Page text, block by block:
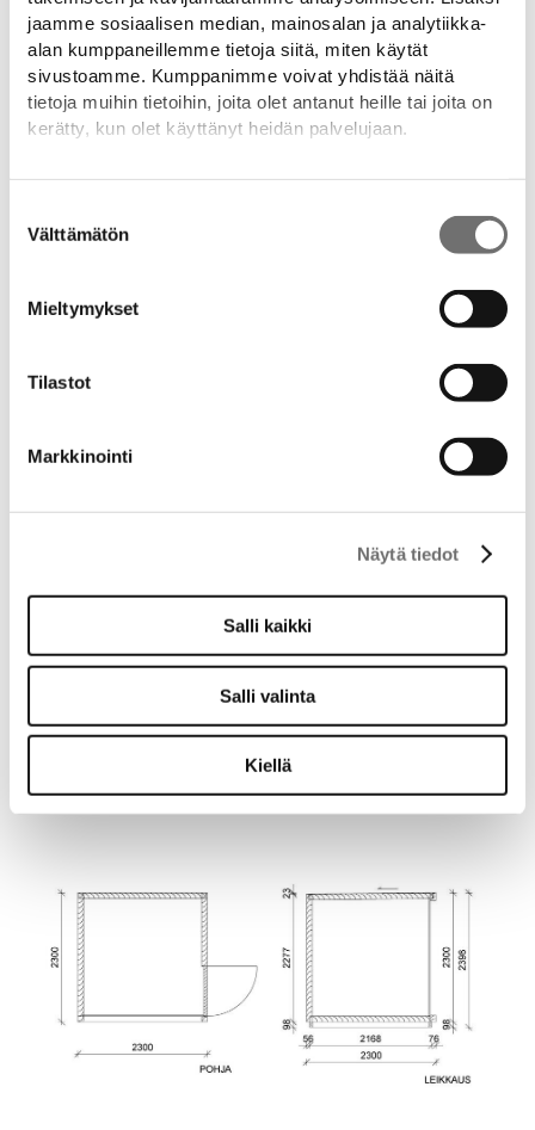
jaamme sosiaalisen median, mainosalan ja analytiikka-
alan kumppaneillemme tietoja siitä, miten käytät
sivustoamme. Kumppanimme voivat yhdistää näitä
tietoja muihin tietoihin, joita olet antanut heille tai joita on
kerätty, kun olet käyttänyt heidän palvelujaan.
Lisätietoja:drop.fi/info/tietosuojaseloste/
valinta
Välttämätön
Mieltymykset
Tilastot
Markkinointi
Näytä tiedot
Salli kaikki
Salli valinta
Kiellä
DROP LODGE